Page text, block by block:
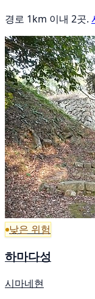
경로 1km 이내 2곳.
낮은 위험
하마다성
시마네현